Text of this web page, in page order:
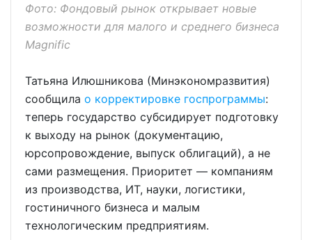
Фото: Фондовый рынок открывает новые
возможности для малого и среднего бизнеса
Magnific
Татьяна Илюшникова (Минэкономразвития)
сообщила о корректировке госпрограммы:
теперь государство субсидирует подготовку
к выходу на рынок (документацию,
юрсопровождение, выпуск облигаций), а не
сами размещения. Приоритет — компаниям
из производства, ИТ, науки, логистики,
гостиничного бизнеса и малым
технологическим предприятиям.